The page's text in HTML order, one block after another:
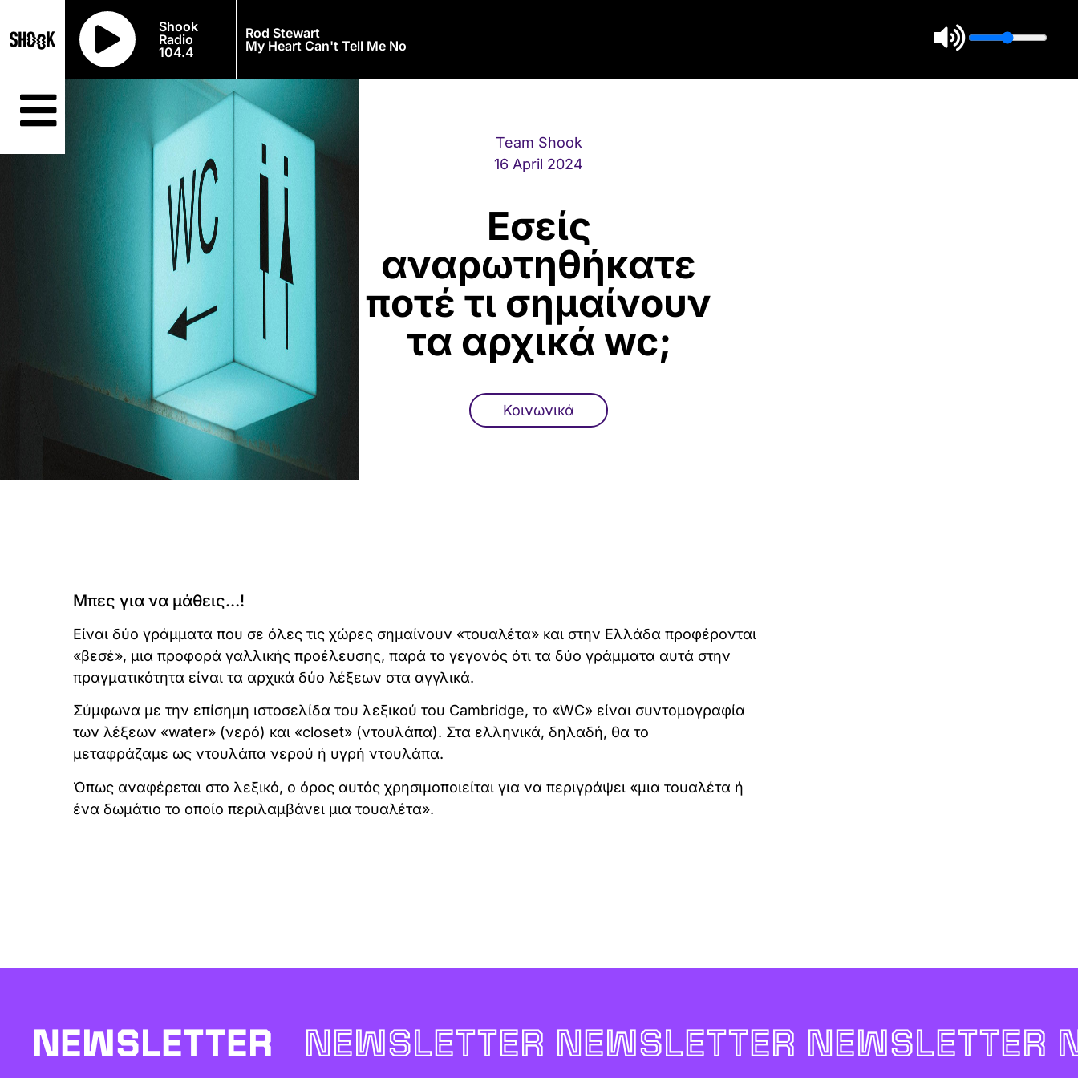
Shook
Radio
104.4
Rod Stewart
My Heart Can't Tell Me No
Team Shook
16 April 2024
Εσείς
αναρωτηθήκατε
ποτέ τι σημαίνουν
τα αρχικά wc;
Κοινωνικά
Μπες για να μάθεις…!
Είναι δύο γράμματα που σε όλες τις χώρες σημαίνουν «τουαλέτα» και στην Ελλάδα προφέρονται
«βεσέ», μια προφορά γαλλικής προέλευσης, παρά το γεγονός ότι τα δύο γράμματα αυτά στην
πραγματικότητα είναι τα αρχικά δύο λέξεων στα αγγλικά.
Σύμφωνα με την επίσημη ιστοσελίδα του λεξικού του Cambridge, το «WC» είναι συντομογραφία
των λέξεων «water» (νερό) και «closet» (ντουλάπα). Στα ελληνικά, δηλαδή, θα το
μεταφράζαμε ως ντουλάπα νερού ή υγρή ντουλάπα.
Όπως αναφέρεται στο λεξικό, ο όρος αυτός χρησιμοποιείται για να περιγράψει «μια τουαλέτα ή
ένα δωμάτιο το οποίο περιλαμβάνει μια τουαλέτα».
NEWSLETTER NEWSLETTER NEWSLETTER NEWSLETTER